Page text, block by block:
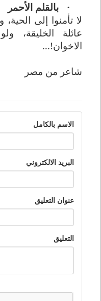
·
بالقلم الأحمر
لا تأمنوا إلى
عائلة الخليقة،
الاخوان!...
شاعر من مصر
الاسم بالكامل
البريد الالكتروني
عنوان التعليق
التعليق